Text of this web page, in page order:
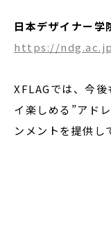
日本デザイナー学
https://
XFLAGでは、今
イ楽しめる”アド
ンメントを提供し